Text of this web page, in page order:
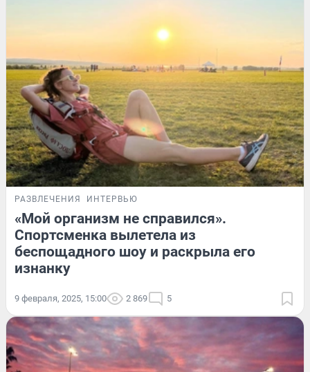
РАЗВЛЕЧЕНИЯ ИНТЕРВЬЮ
«Мой организм не справился».
Спортсменка вылетела из
беспощадного шоу и раскрыла его
изнанку
9 февраля, 2025, 15:00 2 869 5